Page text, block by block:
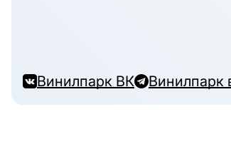
Винилпарк ВК Винилпарк